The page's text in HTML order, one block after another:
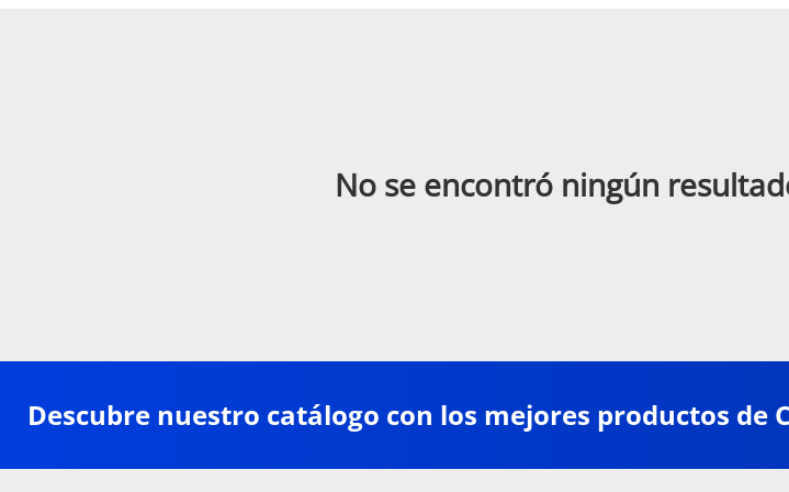
No se encontró ningún
Descubre nuestro catálogo con los mejores productos de